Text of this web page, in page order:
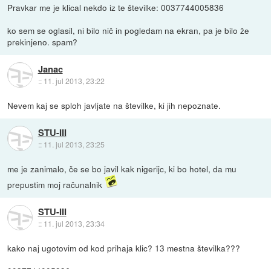
Pravkar me je klical nekdo iz te številke: 0037744005836
ko sem se oglasil, ni bilo nič in pogledam na ekran, pa je bilo že
prekinjeno. spam?
Janac
:: 11. jul 2013, 23:22
Nevem kaj se sploh javljate na številke, ki jih nepoznate.
STU-III
:: 11. jul 2013, 23:25
me je zanimalo, če se bo javil kak nigerijc, ki bo hotel, da mu
prepustim moj računalnik
STU-III
:: 11. jul 2013, 23:34
kako naj ugotovim od kod prihaja klic? 13 mestna številka???